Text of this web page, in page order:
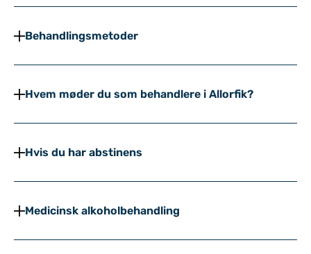
Behandlingsmetoder
Hvem møder du som behandlere i Allorfik?
Hvis du har abstinens
Medicinsk alkoholbehandling